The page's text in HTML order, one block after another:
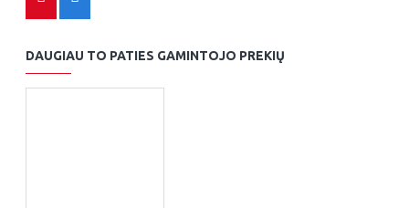
DAUGIAU TO PATIES GAMINTOJO PREKIŲ